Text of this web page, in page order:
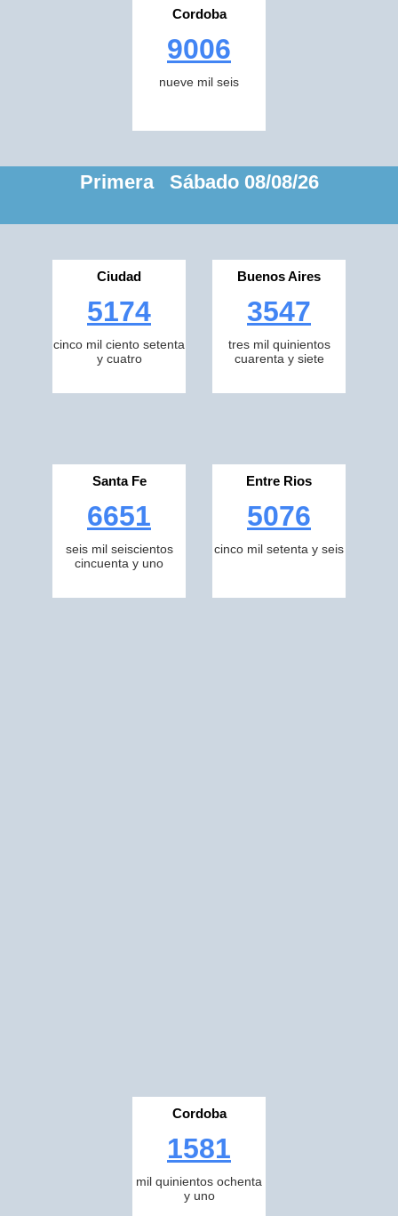
Cordoba
9006
nueve mil seis
Primera Sábado 08/08/26
Ciudad
5174
cinco mil ciento setenta
y cuatro
Buenos Aires
3547
tres mil quinientos
cuarenta y siete
Santa Fe
6651
seis mil seiscientos
cincuenta y uno
Entre Rios
5076
cinco mil setenta y seis
Cordoba
1581
mil quinientos ochenta
y uno